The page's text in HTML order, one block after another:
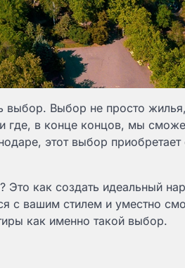
выбор. Выбор не просто
где, в конце концов, мы
этот выбор
как создать идеальный
с вашим стилем и уместно
как именно такой выбор.